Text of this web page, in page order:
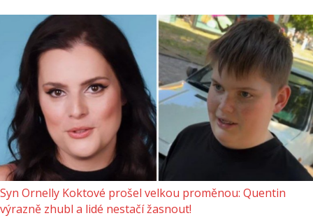
Syn Ornelly Koktové prošel velkou proměnou: Quentin
výrazně zhubl a lidé nestačí žasnout!